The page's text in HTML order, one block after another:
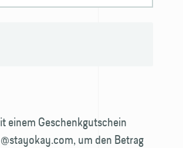
einem Geschenk­gutschein
um den Betrag